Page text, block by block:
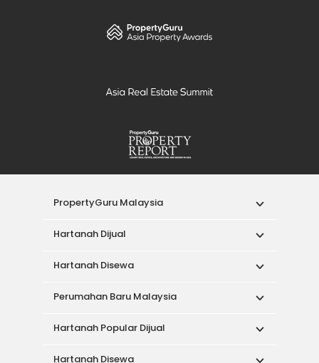
PropertyGuru Malaysia
Hartanah Dijual
Hartanah Disewa
Perumahan Baru Malaysia
Hartanah Popular Dijual
Hartanah Disewa